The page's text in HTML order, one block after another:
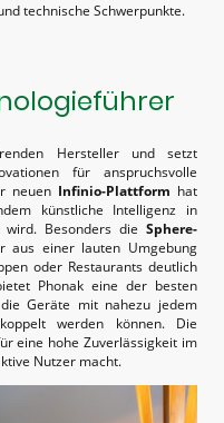
technische Schwerpunkte.
Hersteller und setzt
für anspruchsvolle
neuen Infinio-Plattform hat
künstliche Intelligenz in
Besonders die Sphere-
aus einer lauten Umgebung
oder Restaurants deutlich
Phonak eine der besten
Geräte mit nahezu jedem
werden können. Die
eine hohe Zuverlässigkeit im
Nutzer macht.